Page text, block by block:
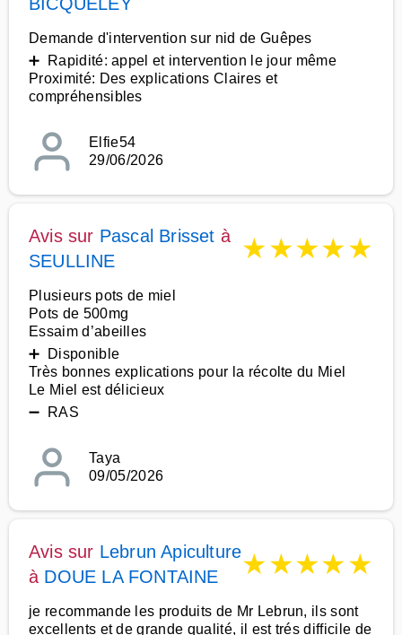
Demande d'intervention sur nid de Guêpes
➕ Rapidité: appel et intervention le jour même
Proximité: Des explications Claires et
compréhensibles
Elfie54
29/06/2026
Avis sur Pascal Brisset à
SEULLINE
★★★★★
Plusieurs pots de miel
Pots de 500mg
Essaim d’abeilles
➕ Disponible
Très bonnes explications pour la récolte du Miel
Le Miel est délicieux
➖ RAS
Taya
09/05/2026
Avis sur Lebrun Apiculture
à DOUE LA FONTAINE ★★★★★
je recommande les produits de Mr Lebrun, ils sont
excellents et de grande qualité, il est trés difficile de